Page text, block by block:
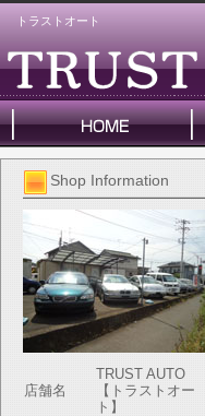
トラストオート
Shop Information
店舗名
TRUST AUTO
【トラストオー
ト】